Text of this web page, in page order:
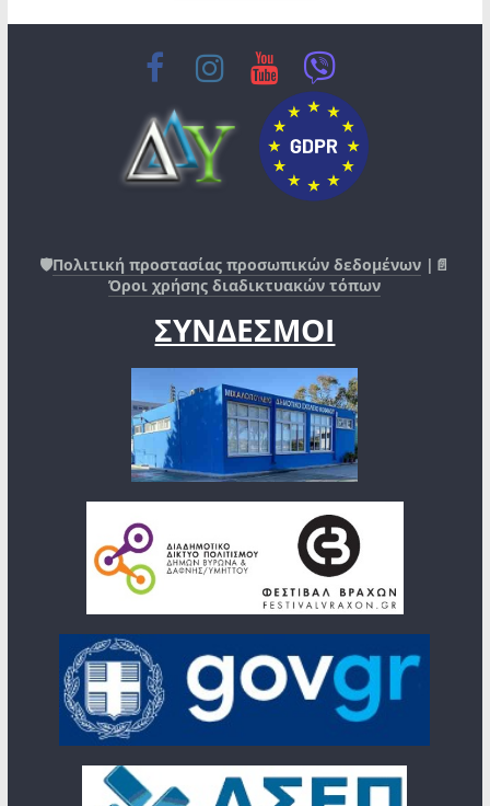
🛡️Πολιτική προστασίας προσωπικών δεδομένων |📄
Όροι χρήσης διαδικτυακών τόπων
ΣΥΝΔΕΣΜΟΙ